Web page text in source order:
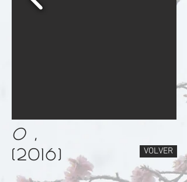
O ,
(2016)
VOLVER